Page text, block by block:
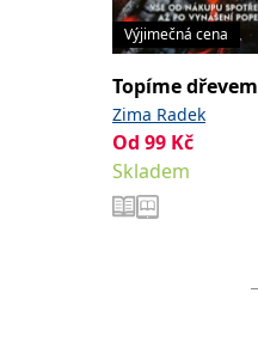
Výjimečná cena
Topíme dřevem
Zima Radek
Od 99 Kč
Skladem